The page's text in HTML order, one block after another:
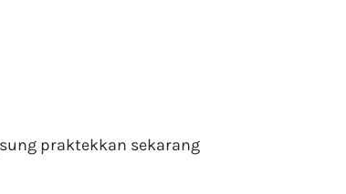
praktekkan sekarang